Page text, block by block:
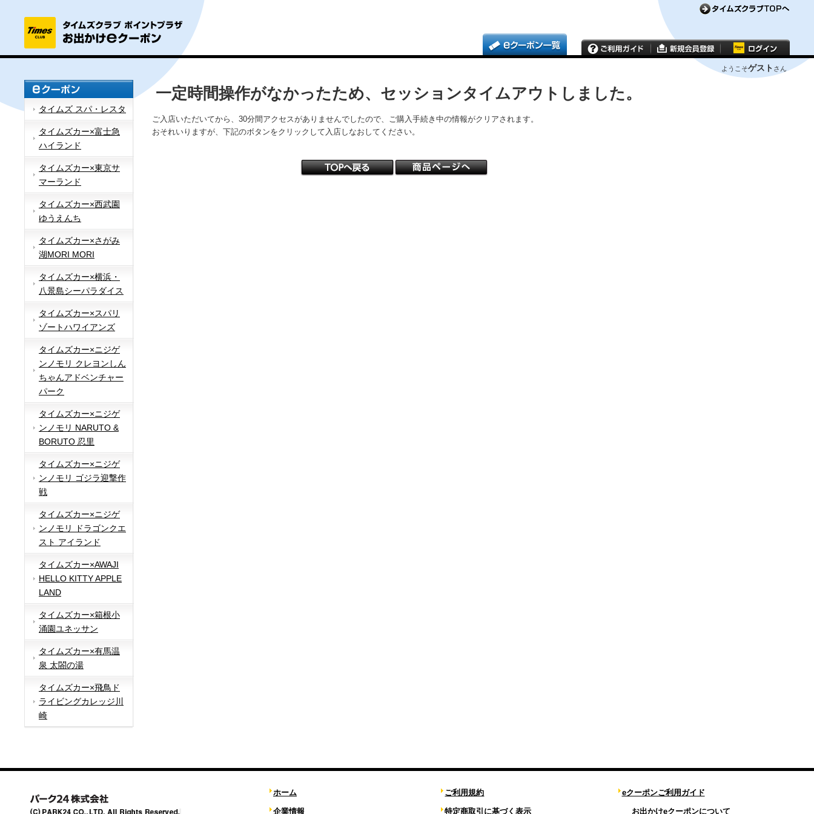
ようこそゲスト さん
タイムズ スパ・レスタ
タイムズカー×富士急
ハイランド
タイムズカー×東京サ
マーランド
タイムズカー×西武園
ゆうえんち
タイムズカー×さがみ
湖MORI MORI
タイムズカー×横浜・
八景島シーパラダイス
タイムズカー×スパリ
ゾートハワイアンズ
タイムズカー×ニジゲ
ンノモリ クレヨンしん
ちゃんアドベンチャー
パーク
タイムズカー×ニジゲ
ンノモリ NARUTO &
BORUTO 忍里
タイムズカー×ニジゲ
ンノモリ ゴジラ迎撃作
戦
タイムズカー×ニジゲ
ンノモリ ドラゴンクエ
スト アイランド
タイムズカー×AWAJI
HELLO KITTY APPLE
LAND
タイムズカー×箱根小
涌園ユネッサン
タイムズカー×有馬温
泉 太閤の湯
タイムズカー×飛鳥ド
ライビングカレッジ川
崎
一定時間操作がなかったため、セッションタイムアウトしました。
ご入店いただいてから、30分間アクセスがありませんでしたので、ご購入手続き中の情報がクリアされます。
おそれいりますが、下記のボタンをクリックして入店しなおしてください。
ホーム
企業情報
ご利用規約
特定商取引に基づく表示
eクーポンご利用ガイド
お出かけeクーポンについて